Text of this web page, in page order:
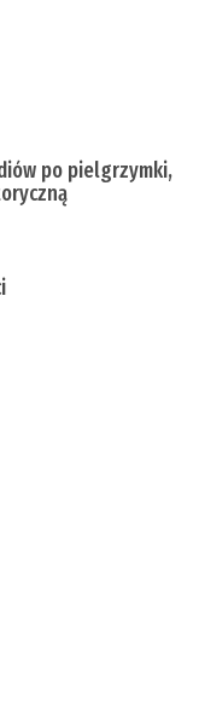
po pielgrzymki,